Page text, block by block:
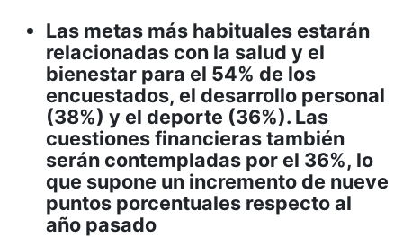
Las metas más habituales estarán
relacionadas con la salud y el
bienestar para el 54% de los
encuestados, el desarrollo personal
(38%) y el deporte (36%). Las
cuestiones financieras también
serán contempladas por el 36%, lo
que supone un incremento de nueve
puntos porcentuales respecto al
año pasado